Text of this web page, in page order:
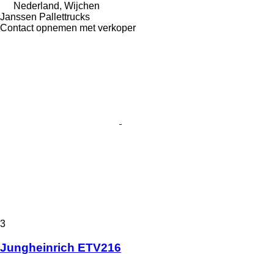
Nederland, Wijchen
Janssen Pallettrucks
Contact opnemen met verkoper
3
Jungheinrich ETV216